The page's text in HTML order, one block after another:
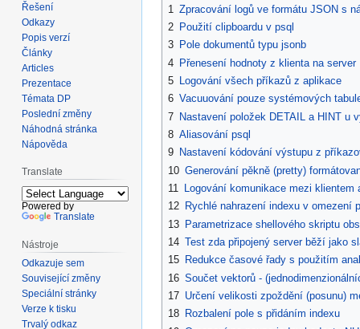
1 Zpracování logů ve formátu JSON s
2 Použití clipboardu v psql
3 Pole dokumentů typu jsonb
4 Přenesení hodnoty z klienta na server
5
Logování všech příkazů z aplikace
6 Vacuuování pouze systémových
7 Nastavení položek DETAIL a HINT u
8 Aliasování psql
9 Nastavení kódování výstupu z
10 Generování pěkně (pretty)
11
Logování komunikace mezi klientem
12 Rychlé nahrazení indexu v omezení
13 Parametrizace shellového skriptu
14 Test zda připojený server běží jako
15 Redukce časové řady s použitím
16 Součet vektorů -
17 Určení velikosti zpoždění (posunu)
18 Rozbalení pole s přidáním indexu
Řešení
Odkazy
Popis verzí
Články
Articles
Prezentace
Témata DP
Poslední změny
Náhodná stránka
Nápověda
Translate
Powered by
Translate
Nástroje
Odkazuje sem
Související změny
Speciální stránky
Verze k tisku
Trvalý odkaz